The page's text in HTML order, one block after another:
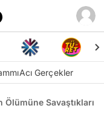
Acı Gerçekler
Ölümüne Savaştıkları